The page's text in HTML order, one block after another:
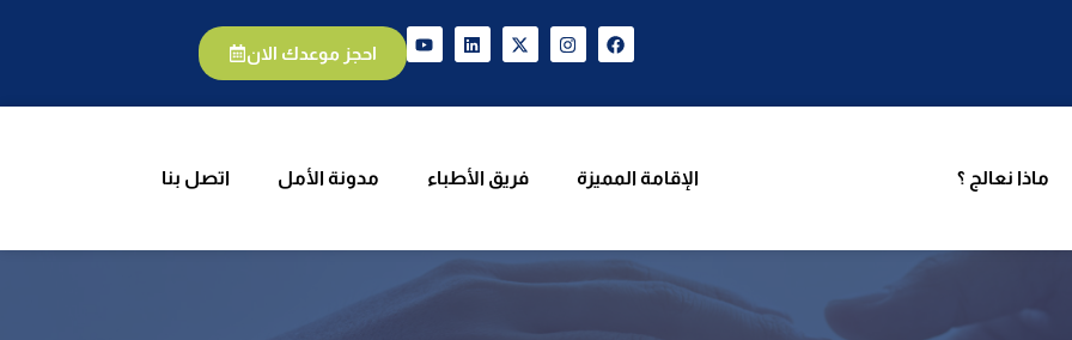
احجز موعدك الان
ماذا نعالج ؟ الإقامة المميزة فريق الأطباء مدونة الأمل اتصل بنا
الإقامة المميزة فريق الأطباء مدونة الأمل اتصل بنا